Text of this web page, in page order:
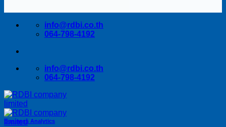
info@rdbi.co.th
064-798-4192
info@rdbi.co.th
064-798-4192
Business Analytics